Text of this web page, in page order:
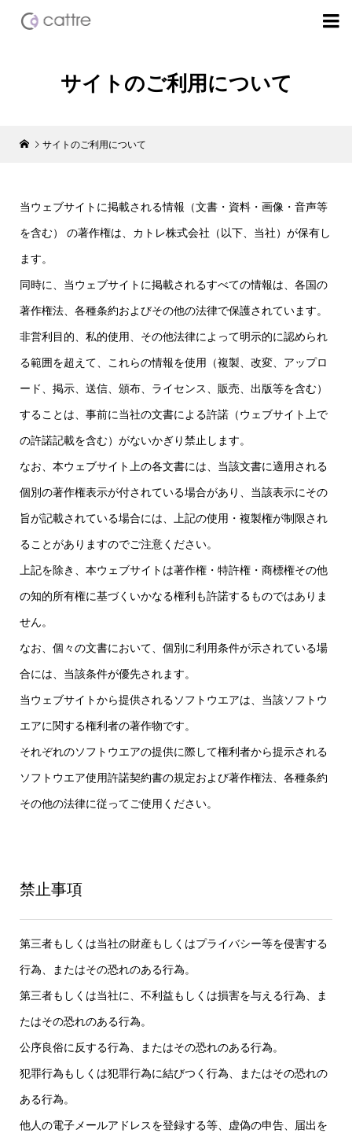

サイトのご利用について
サイトのご利用について
当ウェブサイトに掲載される情報（文書・資料・画像・音声等
を含む） の著作権は、カトレ株式会社（以下、当社）が保有し
ます。
同時に、当ウェブサイトに掲載されるすべての情報は、各国の
著作権法、各種条約およびその他の法律で保護されています。
非営利目的、私的使用、その他法律によって明示的に認められ
る範囲を超えて、これらの情報を使用（複製、改変、アップロ
ード、掲示、送信、頒布、ライセンス、販売、出版等を含む）
することは、事前に当社の文書による許諾（ウェブサイト上で
の許諾記載を含む）がないかぎり禁止します。
なお、本ウェブサイト上の各文書には、当該文書に適用される
個別の著作権表示が付されている場合があり、当該表示にその
旨が記載されている場合には、上記の使用・複製権が制限され
ることがありますのでご注意ください。
上記を除き、本ウェブサイトは著作権・特許権・商標権その他
の知的所有権に基づくいかなる権利も許諾するものではありま
せん。
なお、個々の文書において、個別に利用条件が示されている場
合には、当該条件が優先されます。
当ウェブサイトから提供されるソフトウエアは、当該ソフトウ
エアに関する権利者の著作物です。
それぞれのソフトウエアの提供に際して権利者から提示される
ソフトウエア使用許諾契約書の規定および著作権法、各種条約
その他の法律に従ってご使用ください。
禁止事項
第三者もしくは当社の財産もしくはプライバシー等を侵害する
行為、またはその恐れのある行為。
第三者もしくは当社に、不利益もしくは損害を与える行為、ま
たはその恐れのある行為。
公序良俗に反する行為、またはその恐れのある行為。
犯罪行為もしくは犯罪行為に結びつく行為、またはその恐れの
ある行為。
他人の電子メールアドレスを登録する等、虚偽の申告、届出を